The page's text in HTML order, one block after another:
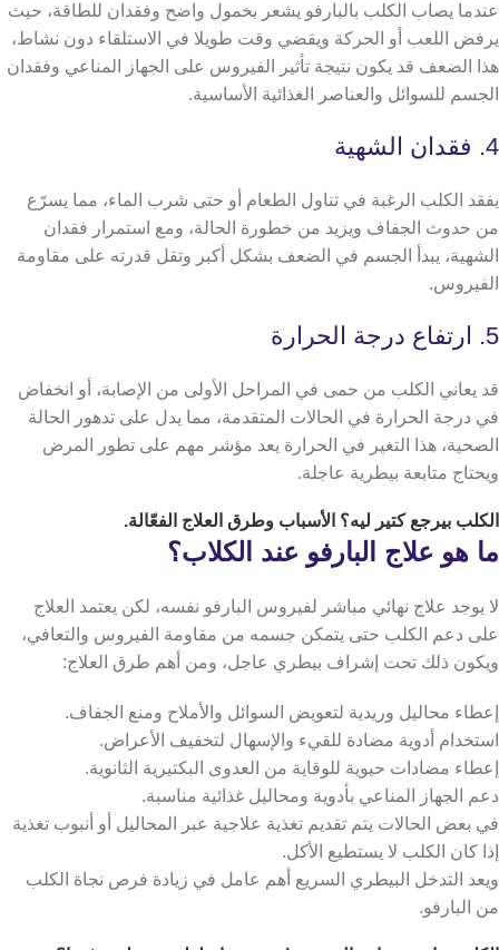
عندما يصاب الكلب بالبارفو يشعر بخمول واضح وفقدان للطاقة، حيث
يرفض اللعب أو الحركة ويقضي وقت طويلا في الاستلقاء دون نشاط،
هذا الضعف قد يكون نتيجة تأثير الفيروس على الجهاز المناعي وفقدان
الجسم للسوائل والعناصر الغذائية الأساسية.
4. فقدان الشهية
يفقد الكلب الرغبة في تناول الطعام أو حتى شرب الماء، مما يسرّع
من حدوث الجفاف ويزيد من خطورة الحالة، ومع استمرار فقدان
الشهية، يبدأ الجسم في الضعف بشكل أكبر وتقل قدرته على مقاومة
الفيروس.
5. ارتفاع درجة الحرارة
قد يعاني الكلب من حمى في المراحل الأولى من الإصابة، أو انخفاض
في درجة الحرارة في الحالات المتقدمة، مما يدل على تدهور الحالة
الصحية، هذا التغير في الحرارة يعد مؤشر مهم على تطور المرض
ويحتاج متابعة بيطرية عاجلة.
الكلب بيرجع كتير ليه؟ الأسباب وطرق العلاج الفعّالة.
ما هو علاج البارفو عند الكلاب؟
لا يوجد علاج نهائي مباشر لفيروس البارفو نفسه، لكن يعتمد العلاج
على دعم الكلب حتى يتمكن جسمه من مقاومة الفيروس والتعافي،
ويكون ذلك تحت إشراف بيطري عاجل، ومن أهم طرق العلاج:
إعطاء محاليل وريدية لتعويض السوائل والأملاح ومنع الجفاف.
استخدام أدوية مضادة للقيء والإسهال لتخفيف الأعراض.
إعطاء مضادات حيوية للوقاية من العدوى البكتيرية الثانوية.
دعم الجهاز المناعي بأدوية ومحاليل غذائية مناسبة.
في بعض الحالات يتم تقديم تغذية علاجية عبر المحاليل أو أنبوب تغذية
إذا كان الكلب لا يستطيع الأكل.
ويعد التدخل البيطري السريع أهم عامل في زيادة فرص نجاة الكلب
من البارفو.